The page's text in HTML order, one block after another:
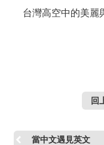
台灣高空中的美麗
回
當中文遇見英文